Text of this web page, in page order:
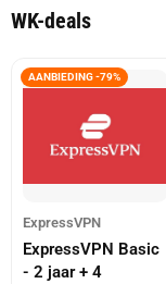
WK-deals
AANBIEDING -79%
ExpressVPN
ExpressVPN Basic
- 2 jaar + 4